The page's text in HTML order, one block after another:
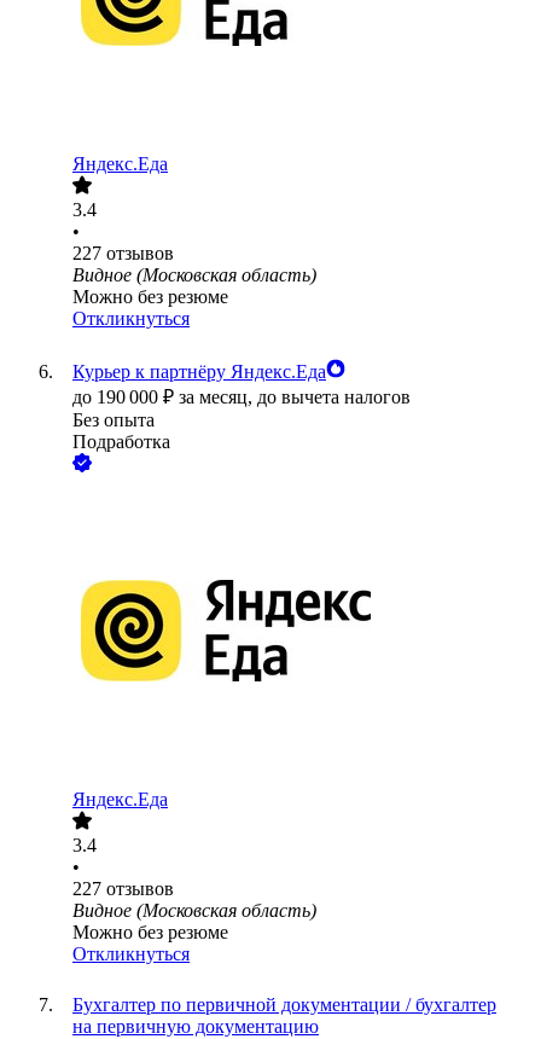
Яндекс.Еда
3.4
•
227 отзывов
Видное (Московская область)
Можно без резюме
Откликнуться
Курьер к партнёру Яндекс.Еда
до 190 000 ₽ за месяц, до вычета налогов
Без опыта
Подработка
Яндекс.Еда
3.4
•
227 отзывов
Видное (Московская область)
Можно без резюме
Откликнуться
Бухгалтер по первичной документации / бухгалтер
на первичную документацию